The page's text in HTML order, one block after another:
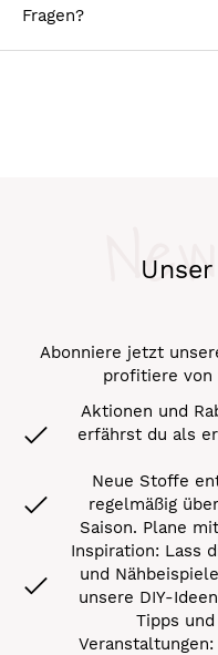
Fragen?
Abonniere jetzt
profitiere von
Aktionen und
erfährst du als
Neue Stoffe
regelmäßig
Saison. Plane
Inspiration: Lass
und
unsere DIY-
Tipps